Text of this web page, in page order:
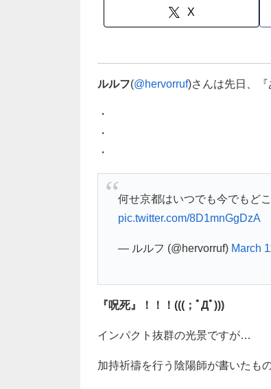
X
ルルフ(@hervorruf)さんは先日、『
・
・
・
何せ京都はいつでも今でもど
pic.twitter.com/8D1mnGgDzA
— ルルフ (@hervorruf) March
『呪死』！！！(((；ﾟДﾟ)))
インパクト抜群の光景ですが…
加持祈禱を行う陰陽師が書いたも